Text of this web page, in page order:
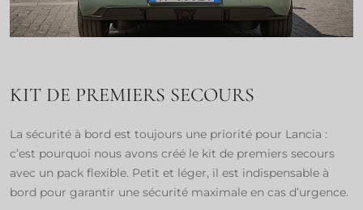
KIT DE PREMIERS SECOURS
La sécurité à bord est toujours une priorité pour Lancia :
c’est pourquoi nous avons créé le kit de premiers secours
avec un pack flexible. Petit et léger, il est indispensable à
bord pour garantir une sécurité maximale en cas d’urgence.